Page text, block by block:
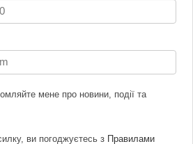
мене про новини, події та
ви погоджуєтесь з Правилами